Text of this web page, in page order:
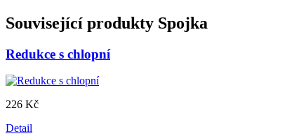
Související produkty Spojka
Redukce s chlopní
226 Kč
Detail